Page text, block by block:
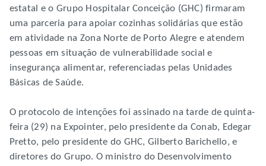
estatal e o Grupo Hospitalar Conceição (GHC) firmaram
uma parceria para apoiar cozinhas solidárias que estão
em atividade na Zona Norte de Porto Alegre e atendem
pessoas em situação de vulnerabilidade social e
insegurança alimentar, referenciadas pelas Unidades
Básicas de Saúde.
O protocolo de intenções foi assinado na tarde de quinta-
feira (29) na Expointer, pelo presidente da Conab, Edegar
Pretto, pelo presidente do GHC, Gilberto Barichello, e
diretores do Grupo. O ministro do Desenvolvimento